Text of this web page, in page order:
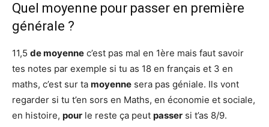
Quel moyenne pour passer en première
générale ?
11,5 de moyenne c’est pas mal en 1ère mais faut savoir
tes notes par exemple si tu as 18 en français et 3 en
maths, c’est sur ta moyenne sera pas géniale. Ils vont
regarder si tu t’en sors en Maths, en économie et sociale,
en histoire, pour le reste ça peut passer si t’as 8/9.